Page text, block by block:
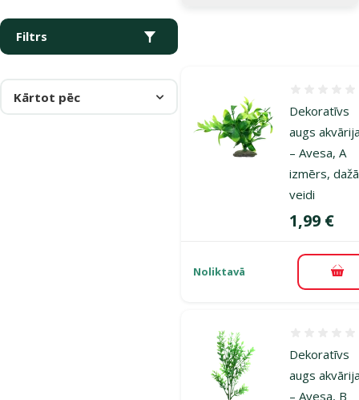
Filtrs
Kārtot pēc
Dekoratīvs
augs
– Avesa, A
izmērs,
veidi
Cena
1,99 €
Noliktavā
Dekoratīvs
augs
– Avesa, B